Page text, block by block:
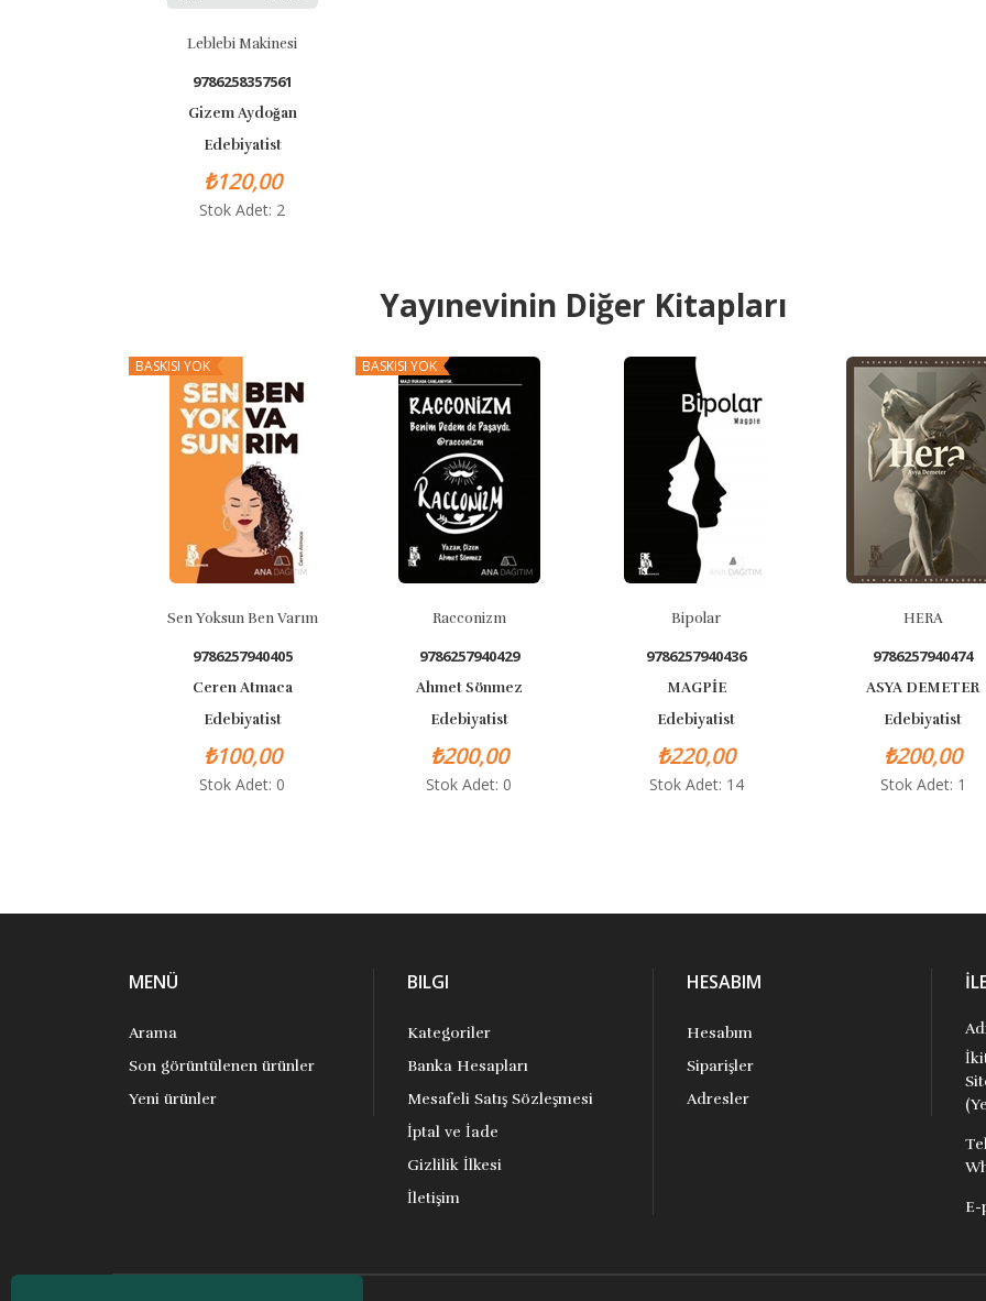
Leblebi Makinesi
9786258357561
Gizem Aydoğan
Edebiyatist
₺120,00
Stok Adet: 2
Yayınevinin Diğer Kitapları
BASKISI YOK
Sen Yoksun Ben Varım
9786257940405
Ceren Atmaca
Edebiyatist
₺100,00
Stok Adet: 0
BASKISI YOK
Racconizm
9786257940429
Ahmet Sönmez
Edebiyatist
₺200,00
Stok Adet: 0
Bipolar
9786257940436
MAGPİE
Edebiyatist
₺220,00
Stok Adet: 14
HERA
9786257940474
ASYA DEMETER
Edebiyatist
₺200,00
Stok Adet: 1
MENÜ
Arama
Son görüntülenen ürünler
Yeni ürünler
BILGI
Kategoriler
Banka Hesapları
Mesafeli Satış Sözleşmesi
İptal ve İade
Gizlilik İlkesi
İletişim
HESABIM
Hesabım
Siparişler
Adresler
E-